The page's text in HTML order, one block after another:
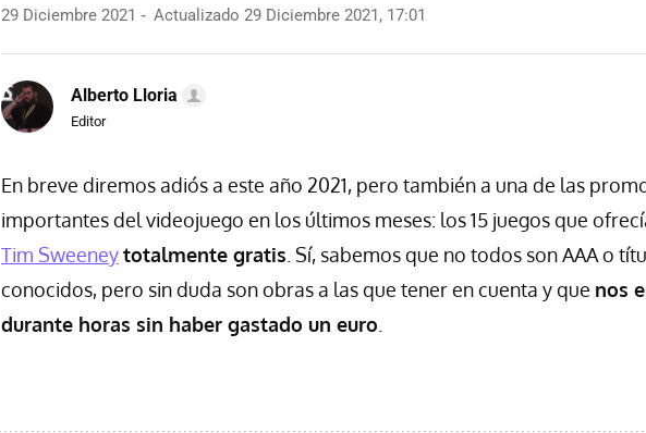
29 Diciembre 2021 Actualizado 29 Diciembre 2021, 17:01
Alberto Lloria
Editor
En breve diremos adiós a este año 2021, pero también a una de las
importantes del videojuego en los últimos meses: los 15 juegos que
Tim Sweeneytotalmente gratis . Sí, sabemos que no todos son AAA o
conocidos, pero sin duda son obras a las que tener en cuenta y que nos
durante horas sin haber gastado un euro